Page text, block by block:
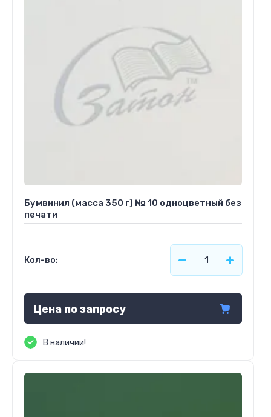
Бумвинил (масса 350 г) № 10 одноцветный без
печати
Кол-во:
Цена по запросу
В наличии!